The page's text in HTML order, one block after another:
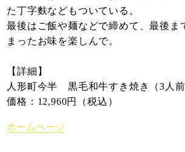
た丁字麩などもついている。
最後はご飯や麺などで締めて、最後ま
まったお味を楽しんで。
【詳細】
人形町今半 黒毛和牛すき焼き（3人前
価格：12,960円（税込）
ホームページ